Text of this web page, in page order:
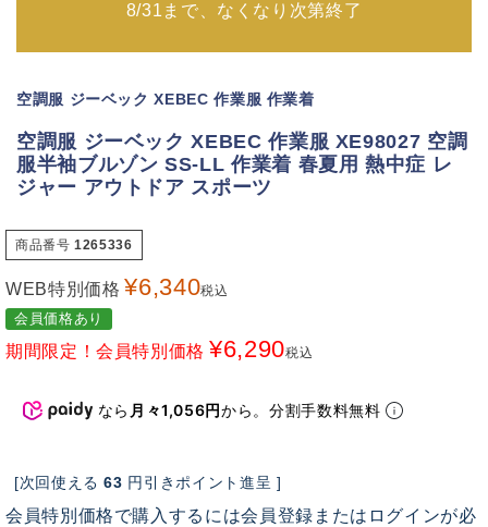
8/31まで、なくなり次第終了
空調服 ジーベック XEBEC 作業服 作業着
空調服 ジーベック XEBEC 作業服 XE98027 空調
服半袖ブルゾン SS-LL 作業着 春夏用 熱中症 レ
ジャー アウトドア スポーツ
商品番号 1265336
WEB特別価格 ¥6,340税込
会員価格あり
期間限定！会員特別価格 ¥6,290税込
なら 月々1,056円から。分割手数料無料
[次回使える 63 円引きポイント進呈 ]
会員特別価格で購入するには会員登録またはログインが必